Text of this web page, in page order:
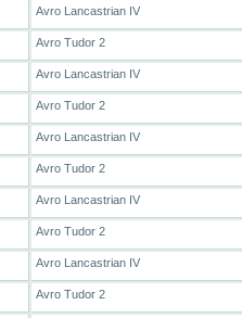
Avro Lancastrian IV
Avro Tudor 2
Avro Lancastrian IV
Avro Tudor 2
Avro Lancastrian IV
Avro Tudor 2
Avro Lancastrian IV
Avro Tudor 2
Avro Lancastrian IV
Avro Tudor 2